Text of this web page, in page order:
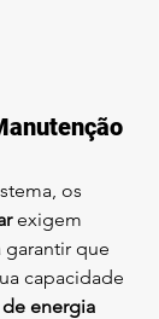
os
exigem
garantir que
capacidade
energia